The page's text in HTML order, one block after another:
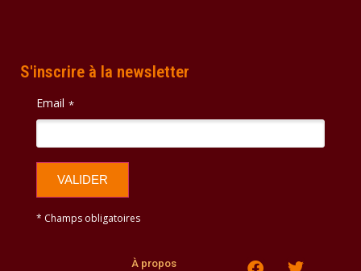
S'inscrire à la newsletter
Email *
VALIDER
* Champs obligatoires
À propos